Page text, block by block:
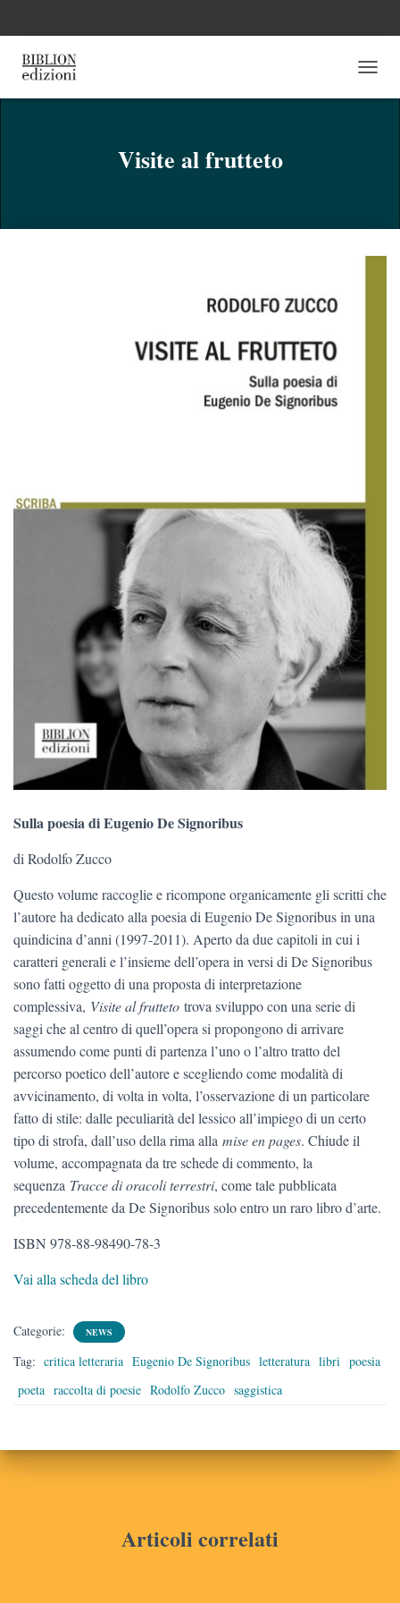
A
N
Visite al frutteto
Sulla poesia di Eugenio De Signoribus
di Rodolfo Zucco
Questo volume raccoglie e ricompone organicamente gli scritti che
l’autore ha dedicato alla poesia di Eugenio De Signoribus in una
quindicina d’anni (1997-2011). Aperto da due capitoli in cui i
caratteri generali e l’insieme dell’opera in versi di De Signoribus
sono fatti oggetto di una proposta di interpretazione
complessiva, Visite al frutteto trova sviluppo con una serie di
saggi che al centro di quell’opera si propongono di arrivare
assumendo come punti di partenza l’uno o l’altro tratto del
percorso poetico dell’autore e scegliendo come modalità di
avvicinamento, di volta in volta, l’osservazione di un particolare
fatto di stile: dalle peculiarità del lessico all’impiego di un certo
tipo di strofa, dall’uso della rima alla mise en pages. Chiude il
volume, accompagnata da tre schede di commento, la
sequenza Tracce di oracoli terrestri, come tale pubblicata
precedentemente da De Signoribus solo entro un raro libro d’arte.
ISBN 978-88-98490-78-3
Vai alla scheda del libro
Categorie: NEWS
Tag: critica letteraria Eugenio De Signoribus letteratura libri poesia
poeta raccolta di poesie Rodolfo Zucco saggistica
Articoli correlati